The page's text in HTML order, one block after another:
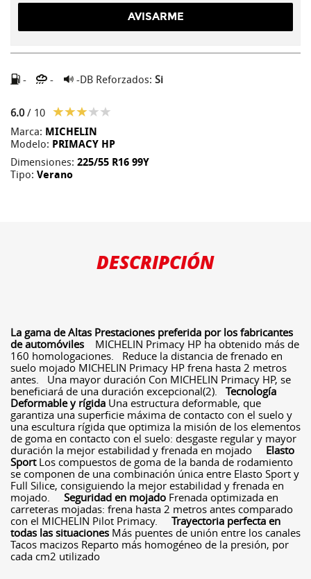
- - -DB Reforzados: Si
6.0/ 10
Marca: MICHELIN
Modelo: PRIMACY HP
Dimensiones: 225/55 R16 99Y
Tipo: Verano
DESCRIPCIÓN
La gama de Altas Prestaciones preferida por los fabricantes
de automóviles
MICHELIN Primacy HP ha obtenido más de
160 homologaciones. Reduce la distancia de frenado en
suelo mojado MICHELIN Primacy HP frena hasta 2 metros
antes. Una mayor duración Con MICHELIN Primacy HP, se
beneficiará de una duración excepcional(2). Tecnología
Deformable y rígida Una estructura deformable, que
garantiza una superficie máxima de contacto con el suelo y
una escultura rígida que optimiza la misión de los elementos
de goma en contacto con el suelo: desgaste regular y mayor
duración la mejor estabilidad y frenada en mojado Elasto
SportLos compuestos de goma de la banda de rodamiento
se componen de una combinación única entre Elasto Sport y
Full Silice, consiguiendo la mejor estabilidad y frenada en
mojado. Seguridad en mojado Frenada optimizada en
carreteras mojadas: frena hasta 2 metros antes comparado
con el MICHELIN Pilot Primacy. Trayectoria perfecta en
todas las situaciones Más puentes de unión entre los canales
Tacos macizos Reparto más homogéneo de la presión, por
cada cm2 utilizado